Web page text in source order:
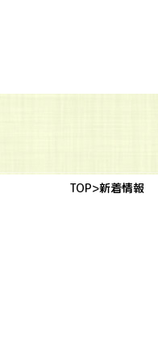
TOP>新着情報